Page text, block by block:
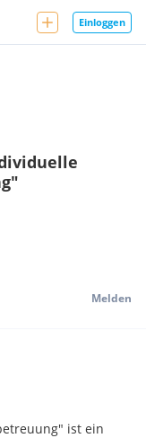
Einloggen
Melden
ist ein